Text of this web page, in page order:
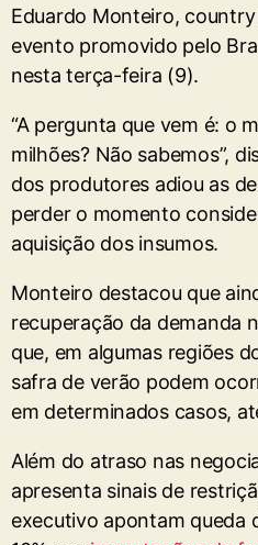
Eduardo Monteiro,
evento promovido pelo
nesta terça-feira (9).
“A pergunta que vem é: o
milhões? Não sabemos”,
dos produtores adiou as
perder o momento
aquisição dos insumos.
Monteiro destacou que
recuperação da demanda
que, em algumas regiões
safra de verão podem
em determinados casos,
Além do atraso nas
apresenta sinais de
executivo apontam queda